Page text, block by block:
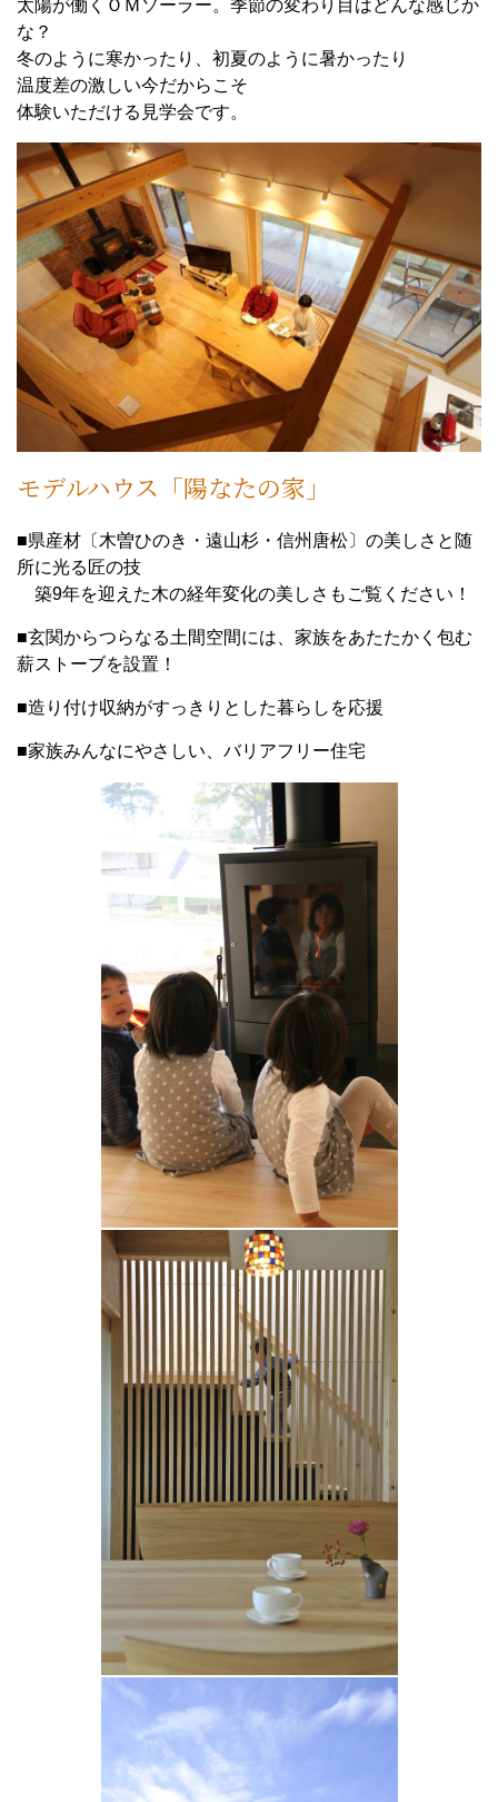
太陽が働くＯＭソーラー。季節の変わり目はどんな感じか
な？
冬のように寒かったり、初夏のように暑かったり
温度差の激しい今だからこそ
体験いただける見学会です。
モデルハウス「陽なたの家」
■県産材〔木曽ひのき・遠山杉・信州唐松〕の美しさと随
所に光る匠の技
築9年を迎えた木の経年変化の美しさもご覧ください！
■玄関からつらなる土間空間には、家族をあたたかく包む
薪ストーブを設置！
■造り付け収納がすっきりとした暮らしを応援
■家族みんなにやさしい、バリアフリー住宅